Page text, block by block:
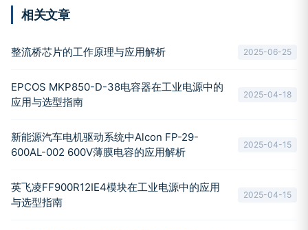
相关文章
整流桥芯片的工作原理与应用解析 2025-06-25
EPCOS MKP850-D-38电容器在工业电源中的
应用与选型指南
2025-04-18
新能源汽车电机驱动系统中Alcon FP-29-
600AL-002 600V薄膜电容的应用解析
2025-04-15
英飞凌FF900R12IE4模块在工业电源中的应用
与选型指南
2025-04-15